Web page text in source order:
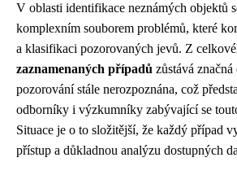
V oblasti identifikace neznámých objektů
komplexním souborem problémů, které
a klasifikaci pozorovaných jevů. Z
zaznamenaných případů zůstává značná
pozorování stále nerozpoznána, což
odborníky i výzkumníky zabývající se
Situace je o to složitější, že každý případ
přístup a důkladnou analýzu dostupných